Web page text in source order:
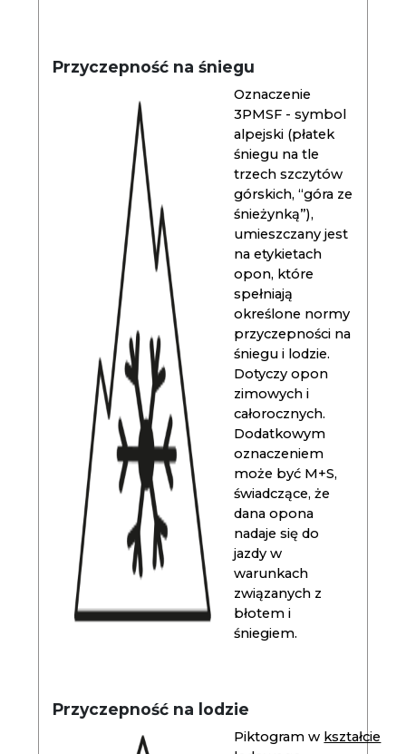
Przyczepność na śniegu
Oznaczenie
3PMSF - symbol
alpejski (płatek
śniegu na tle
trzech szczytów
górskich, “góra ze
śnieżynką”),
umieszczany jest
na etykietach
opon, które
spełniają
określone normy
przyczepności na
śniegu i lodzie.
Dotyczy opon
zimowych i
całorocznych.
Dodatkowym
oznaczeniem
może być M+S,
świadczące, że
dana opona
nadaje się do
jazdy w
warunkach
związanych z
błotem i
śniegiem.
Przyczepność na lodzie
Piktogram w kształcie